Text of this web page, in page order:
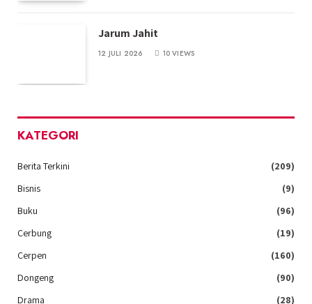
Jarum Jahit
12 JULI 2026 10VIEWS
KATEGORI
Berita Terkini
(209)
Bisnis
(9)
Buku
(96)
Cerbung
(19)
Cerpen
(160)
Dongeng
(90)
Drama
(28)